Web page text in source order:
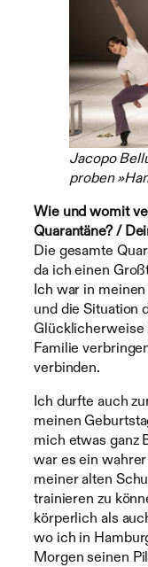
Jacopo
proben
Wie und womit
Quarantäne? /
Die gesamte
da ich einen
Ich war in
und die Situation
Glücklicherweise
Familie
verbinden.
Ich durfte auch
meinen
mich etwas ganz
war es ein
meiner alten
trainieren zu
körperlich als
wo ich in
Morgen seinen